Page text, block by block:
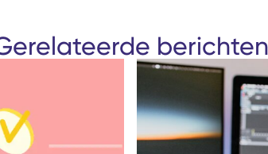
berichten